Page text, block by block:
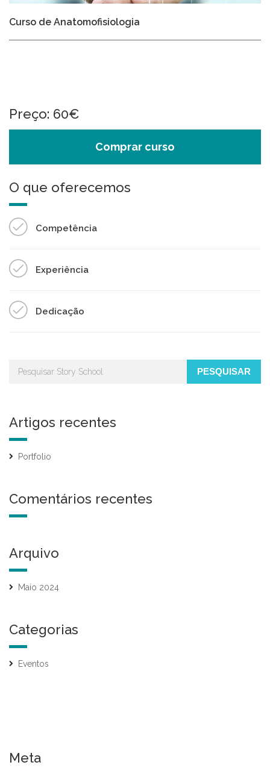
Curso de Anatomofisiologia
Preço: 60€
Comprar curso
O que oferecemos
Competência
Experiência
Dedicação
PESQUISAR
Artigos recentes
Portfolio
Comentários recentes
Arquivo
Maio 2024
Categorias
Eventos
Meta